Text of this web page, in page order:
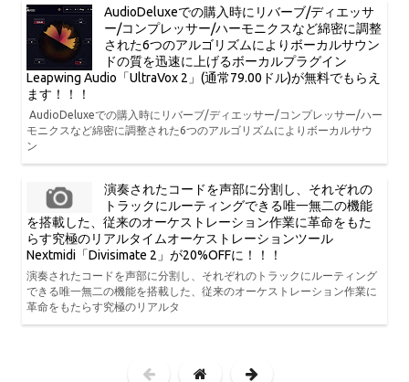
AudioDeluxeでの購入時にリバーブ/ディエッサ
ー/コンプレッサー/ハーモニクスなど綿密に調整
された6つのアルゴリズムによりボーカルサウン
ドの質を迅速に上げるボーカルプラグイン
Leapwing Audio「UltraVox 2」(通常79.00ドル)が無料でもらえ
ます！！！
AudioDeluxeでの購入時にリバーブ/ディエッサー/コンプレッサー/ハー
モニクスなど綿密に調整された6つのアルゴリズムによりボーカルサウ
ン
演奏されたコードを声部に分割し、それぞれの
トラックにルーティングできる唯一無二の機能
を搭載した、従来のオーケストレーション作業に革命をもた
らす究極のリアルタイムオーケストレーションツール
Nextmidi「Divisimate 2」が20%OFFに！！！
演奏されたコードを声部に分割し、それぞれのトラックにルーティング
できる唯一無二の機能を搭載した、従来のオーケストレーション作業に
革命をもたらす究極のリアルタ